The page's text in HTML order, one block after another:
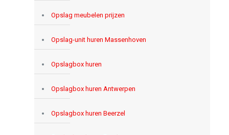
Opslag meubelen prijzen
Opslag-unit huren Massenhoven
Opslagbox huren
Opslagbox huren Antwerpen
Opslagbox huren Beerzel